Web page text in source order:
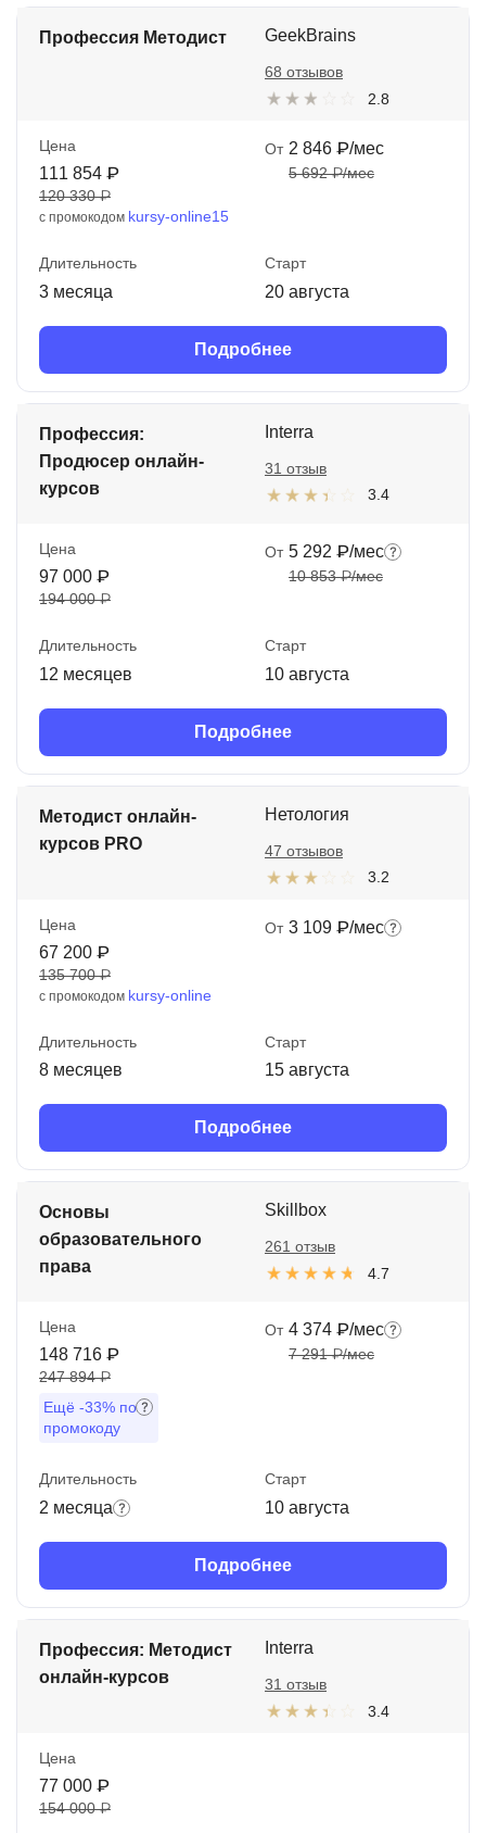
Профессия Методист GeekBrains
2.8
68 отзывов
Цена
111 854 ₽
120 330 ₽
с промокодом kursy-online15
От 2 846 ₽/мес
5 692 ₽/мес
Длительность
3 месяца
Старт
20 августа
Подробнее
Профессия:
Продюсер онлайн-
курсов
Interra
3.4
31 отзыв
Цена
97 000 ₽
194 000 ₽
От 5 292 ₽/мес
10 853 ₽/мес
Длительность
12 месяцев
Старт
10 августа
Подробнее
Методист онлайн-
курсов PRO
Нетология
3.2
47 отзывов
Цена
67 200 ₽
135 700 ₽
с промокодом kursy-online
От 3 109 ₽/мес
Длительность
8 месяцев
Старт
15 августа
Подробнее
Основы
образовательного
права
Skillbox
4.7
261 отзыв
Цена
148 716 ₽
247 894 ₽
Ещё -33% по
промокоду
От 4 374 ₽/мес
7 291 ₽/мес
Длительность
2 месяца
Старт
10 августа
Подробнее
Профессия: Методист
онлайн-курсов
Interra
3.4
31 отзыв
Цена
77 000 ₽
154 000 ₽